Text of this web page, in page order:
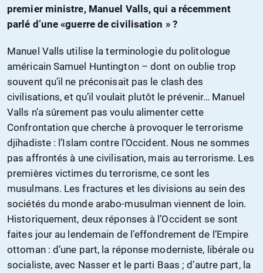
premier ministre, Manuel Valls, qui a récemment
parlé d’une «guerre de civilisation » ?
Manuel Valls utilise la terminologie du politologue
américain Samuel Huntington – dont on oublie trop
souvent qu’il ne préconisait pas le clash des
civilisations, et qu’il voulait plutôt le prévenir… Manuel
Valls n’a sûrement pas voulu alimenter cette
Confrontation que cherche à provoquer le terrorisme
djihadiste : l’Islam contre l’Occident. Nous ne sommes
pas affrontés à une civilisation, mais au terrorisme. Les
premières victimes du terrorisme, ce sont les
musulmans. Les fractures et les divisions au sein des
sociétés du monde arabo-musulman viennent de loin.
Historiquement, deux réponses à l’Occident se sont
faites jour au lendemain de l’effondrement de l’Empire
ottoman : d’une part, la réponse moderniste, libérale ou
socialiste, avec Nasser et le parti Baas ; d’autre part, la